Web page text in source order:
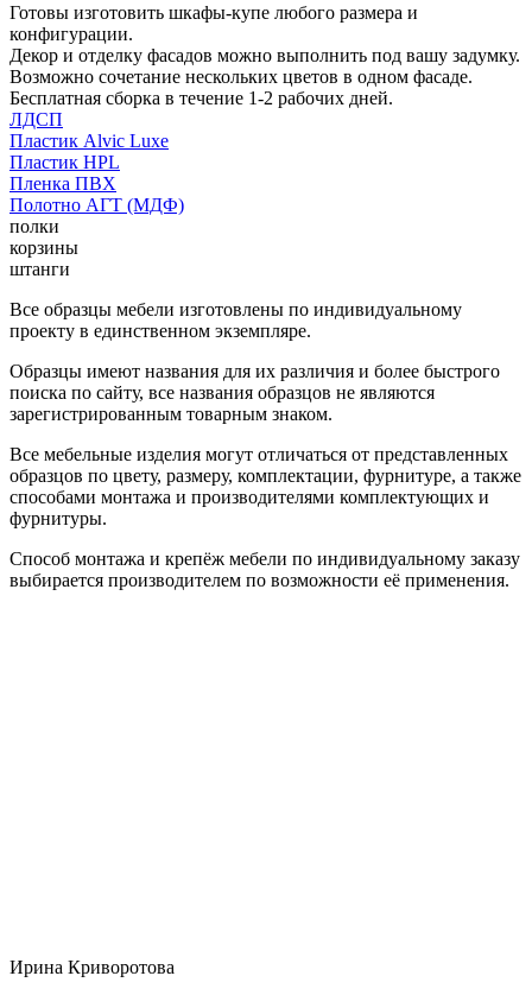
Готовы изготовить шкафы-купе любого размера и
конфигурации.
Декор и отделку фасадов можно выполнить под вашу задумку.
Возможно сочетание нескольких цветов в одном фасаде.
Бесплатная сборка в течение 1-2 рабочих дней.
ЛДСП
Пластик Alvic Luxe
Пластик HPL
Пленка ПВХ
Полотно АГТ (МДФ)
полки
корзины
штанги
Все образцы мебели изготовлены по индивидуальному
проекту в единственном экземпляре.
Образцы имеют названия для их различия и более быстрого
поиска по сайту, все названия образцов не являются
зарегистрированным товарным знаком.
Все мебельные изделия могут отличаться от представленных
образцов по цвету, размеру, комплектации, фурнитуре, а также
способами монтажа и производителями комплектующих и
фурнитуры.
Способ монтажа и крепёж мебели по индивидуальному заказу
выбирается производителем по возможности её применения.
Ирина Криворотова